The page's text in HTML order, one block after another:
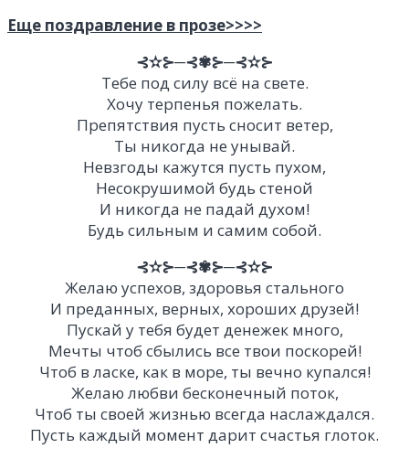
Еще поздравление в прозе>>>>
⊰✫⊱─⊰✾⊱─⊰✫⊱
Тебе под силу всё на свете.
Хочу терпенья пожелать.
Препятствия пусть сносит ветер,
Ты никогда не унывай.
Невзгоды кажутся пусть пухом,
Несокрушимой будь стеной
И никогда не падай духом!
Будь сильным и самим собой.
⊰✫⊱─⊰✾⊱─⊰✫⊱
Желаю успехов, здоровья стального
И преданных, верных, хороших друзей!
Пускай у тебя будет денежек много,
Мечты чтоб сбылись все твои поскорей!
Чтоб в ласке, как в море, ты вечно купался!
Желаю любви бесконечный поток,
Чтоб ты своей жизнью всегда наслаждался.
Пусть каждый момент дарит счастья глоток.